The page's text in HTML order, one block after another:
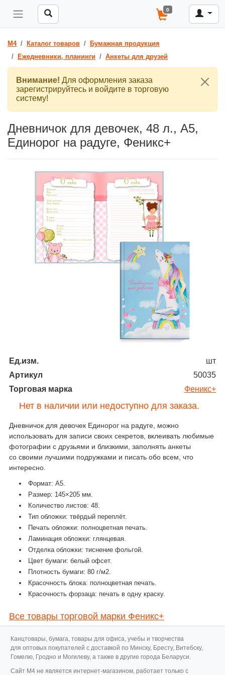
0
M4 Каталог товаров
Бумажная продукция
Ежедневники, планинги
Анкеты для друзей
Внимание! Для оформления заказа
зарегистрируйтесь и войдите в торговую
систему!
Дневничок для девочек, 48 л., А5,
Единорог на радуге, Феникс+
Ед.изм.
шт
Артикул
50035
Торговая марка
Феникс+
Нет в наличии или недоступно для заказа.
Дневничок для девочек Единорог на радуге, можно
использовать для записи своих секретов, вклеивать любимые
фотографии с друзьями и близкими, заполнять анкеты
со своими лучшими подружками и писать обо всем, что
интересно.
Формат: А5.
Размер: 145×205 мм.
Количество листов: 48.
Тип обложки: твёрдый переплёт.
Печать обложки: полноцветная печать.
Ламинация обложки: глянцевая.
Отделка обложки: тиснение фольгой.
Цвет бумаги: белый офсет.
Плотность бумаги: 80 г/м2.
Красочность блока: полноцветная печать.
Красочность форзаца: печать в одну краску.
Все товары торговой марки Феникс+
Канцтовары, бумага, товары для офиса, учебы и творчества
для оптовых покупателей с доставкой по Минску, Бресту, Витебску,
Гомелю, Гродно и Могилеву, а также в другие города Беларуси.
Cайт M4 не является интернет-магазином, работает только с